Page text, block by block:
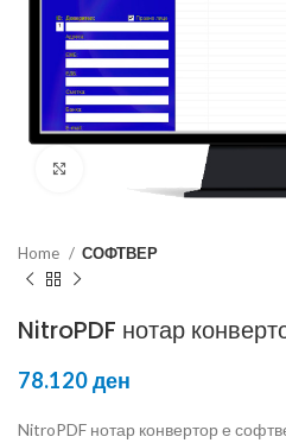
Home СОФТВЕР
NitroPDF нотар
78.120ден
NitroPDF нотар конвертор е